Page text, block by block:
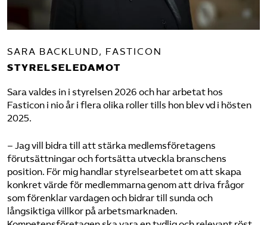
SARA BACKLUND, FASTICON
STYRELSELEDAMOT
Sara valdes in i styrelsen 2026 och har arbetat hos
Fasticon i nio år i flera olika roller tills hon blev vd i hösten
2025.
– Jag vill bidra till att stärka medlemsföretagens
förutsättningar och fortsätta utveckla branschens
position. För mig handlar styrelsearbetet om att skapa
konkret värde för medlemmarna genom att driva frågor
som förenklar vardagen och bidrar till sunda och
långsiktiga villkor på arbetsmarknaden.